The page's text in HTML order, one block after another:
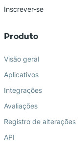
Inscrever-se
Produto
Visão geral
Aplicativos
Integrações
Avaliações
Registro de alterações
API